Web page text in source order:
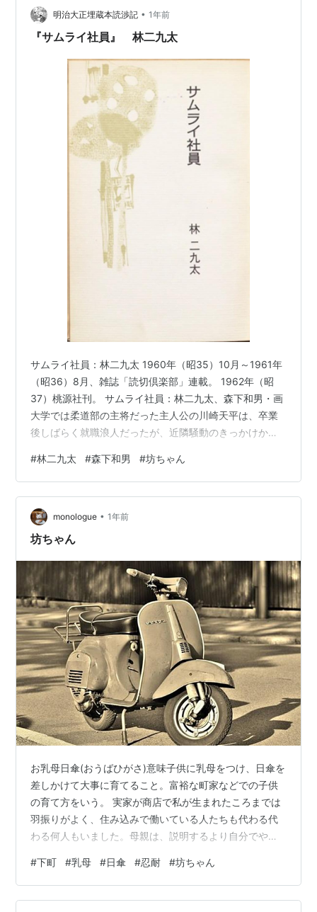
明治大正埋蔵本読渉記 • 1年前
『サムライ社員』 林二九太
サムライ社員：林二九太 1960年（昭35）10月～1961年
（昭36）8月、雑誌「読切倶楽部」連載。 1962年（昭
37）桃源社刊。 サムライ社員：林二九太、森下和男・画
大学では柔道部の主将だった主人公の川崎天平は、卒業
後しばらく就職浪人だったが、近隣騒動のきっかけか
カラな態度、正義感にあふれ、その知力体力から、サム
ライ社員と呼ばれる。好男子が出てくる日本のユーモア
小説には、どうしても漱石の「坊ちゃん」が雛型として
類推されてしまうのはやむを得ない。ここでも柔道部の
副将だった親友が加わるとともに、姑息な男への鉄拳制
#林二九太 #森下和男 #坊ちゃん
monologue • 1年前
坊ちゃん
お乳母日傘(おうばひがさ)意味子供に乳母をつけ、日傘を
差しかけて大事に育てること。富裕な町家などでの子供
の育て方をいう。 実家が商店で私が生まれたころまでは
羽振りがよく、住み込みで働いている人たちも代わる代
わる何人もいました。母親は、説明するより自分でやっ
で、成り行きで、Rさんという未婚の女性が私の乳母みた
いな役割になっていました。私がたいそう懐いていたの
がもしかしたら先なのかも知れませんが、なにしろ私に
#下町 #乳母 #日傘 #忍耐 #坊ちゃん